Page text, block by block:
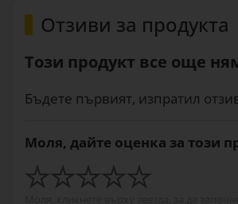
Отзиви за продукта
Този продукт все още
Бъдете първият, изпратил
Моля, дайте оценка за този